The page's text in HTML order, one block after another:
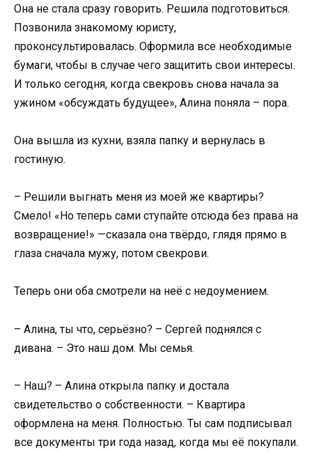
Она не стала сразу говорить. Решила подготовиться.
Позвонила знакомому юристу,
проконсультировалась. Оформила все необходимые
бумаги, чтобы в случае чего защитить свои интересы.
И только сегодня, когда свекровь снова начала за
ужином «обсуждать будущее», Алина поняла – пора.
Она вышла из кухни, взяла папку и вернулась в
гостиную.
– Решили выгнать меня из моей же квартиры?
Смело! «Но теперь сами ступайте отсюда без права на
возвращение!» —сказала она твёрдо, глядя прямо в
глаза сначала мужу, потом свекрови.
Теперь они оба смотрели на неё с недоумением.
– Алина, ты что, серьёзно? – Сергей поднялся с
дивана. – Это наш дом. Мы семья.
– Наш? – Алина открыла папку и достала
свидетельство о собственности. – Квартира
оформлена на меня. Полностью. Ты сам подписывал
все документы три года назад, когда мы её покупали.